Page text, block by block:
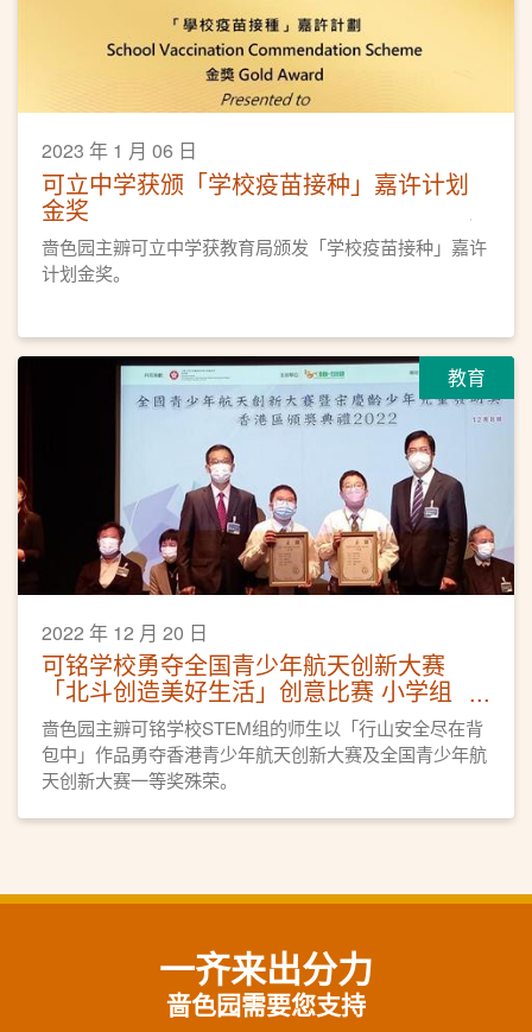
2023 年 1 月 06 日
可立中学获颁「学校疫苗接种」嘉许计划
金奖
啬色园主辧可立中学获教育局颁发「学校疫苗接种」嘉许
计划金奖。
教育
2022 年 12 月 20 日
可铭学校勇夺全国青少年航天创新大赛
「北斗创造美好生活」创意比赛 小学组
一等奖
啬色园主辧可铭学校STEM组的师生以「行山安全尽在背
包中」作品勇夺香港青少年航天创新大赛及全国青少年航
天创新大赛一等奖殊荣。
一齐来出分力
啬色园需要您支持